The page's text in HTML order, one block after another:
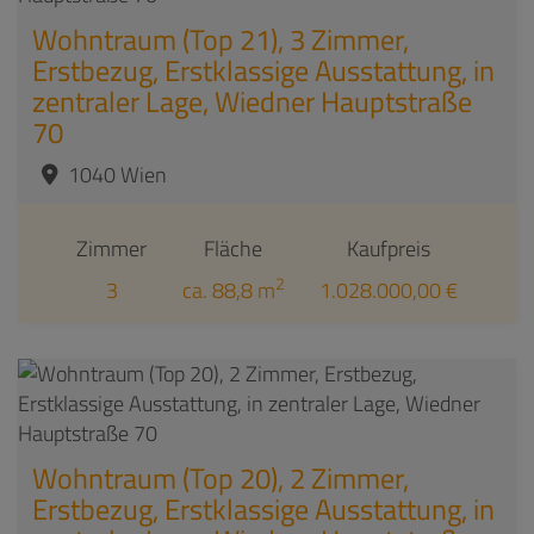
Wohntraum (Top 21), 3 Zimmer,
Erstbezug, Erstklassige Ausstattung, in
zentraler Lage, Wiedner Hauptstraße
70
1040 Wien
Zimmer
3
Fläche
ca. 88,8 m2
Kaufpreis
1.028.000,00 €
Wohntraum (Top 20), 2 Zimmer,
Erstbezug, Erstklassige Ausstattung, in